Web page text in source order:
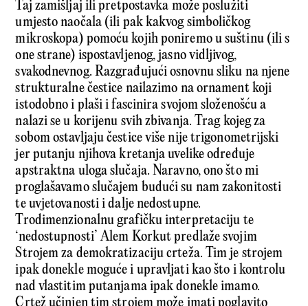
Taj zamišljaj ili pretpostavka može poslužiti
umjesto naočala (ili pak kakvog simboličkog
mikroskopa) pomoću kojih poniremo u suštinu (ili s
one strane) ispostavljenog, jasno vidljivog,
svakodnevnog. Razgrađujući osnovnu sliku na njene
strukturalne čestice nailazimo na ornament koji
istodobno i plaši i fascinira svojom složenošću a
nalazi se u korijenu svih zbivanja. Trag kojeg za
sobom ostavljaju čestice više nije trigonometrijski
jer putanju njihova kretanja uvelike određuje
apstraktna uloga slučaja. Naravno, ono što mi
proglašavamo slučajem budući su nam zakonitosti
te uvjetovanosti i dalje nedostupne.
Trodimenzionalnu grafičku interpretaciju te
‘nedostupnosti’ Alem Korkut predlaže svojim
Strojem za demokratizaciju crteža. Tim je strojem
ipak donekle moguće i upravljati kao što i kontrolu
nad vlastitim putanjama ipak donekle imamo.